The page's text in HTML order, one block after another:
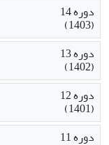
دوره 14
(1403)
دوره 13
(1402)
دوره 12
(1401)
دوره 11